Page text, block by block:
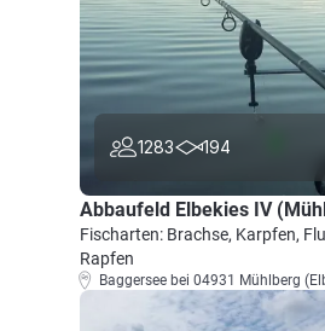
1283 194
Abbaufeld Elbekies IV
Fischarten: Brachse, Karpfen,
Rapfen
Baggersee bei 04931 Mühlberg